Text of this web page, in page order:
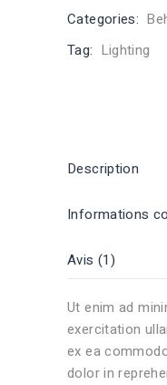
Categories:
Tag: Lighting
Description
Informations
Avis (1)
Ut enim ad
exercitation
ex ea
dolor in